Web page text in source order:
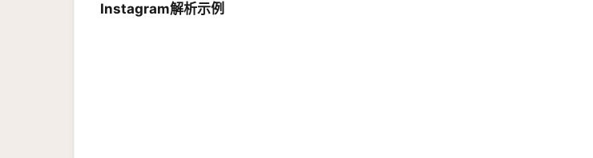
Instagram解析示例